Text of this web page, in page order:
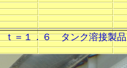
１．６ タンク溶接製品